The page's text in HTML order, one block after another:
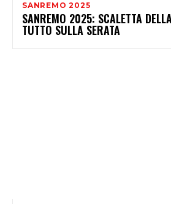
SANREMO 2025
SANREMO 2025: SCALETTA
TUTTO SULLA SERATA